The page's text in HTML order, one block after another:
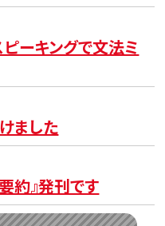
ーキングで文法ミ
ました
約』発刊です